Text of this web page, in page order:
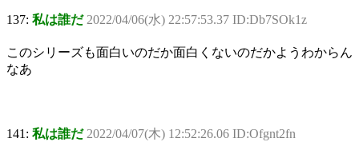
137: 私は誰だ 2022/04/06(水) 22:57:53.37 ID:Db7SOk1z
このシリーズも面白いのだか面白くないのだかようわからん
なあ
141: 私は誰だ 2022/04/07(木) 12:52:26.06 ID:Ofgnt2fn